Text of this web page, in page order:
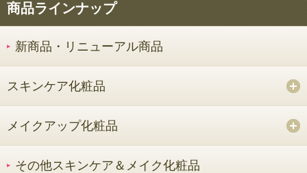
商品ラインナップ
新商品・リニューアル商品
スキンケア化粧品
メイクアップ化粧品
その他スキンケア＆メイク化粧品